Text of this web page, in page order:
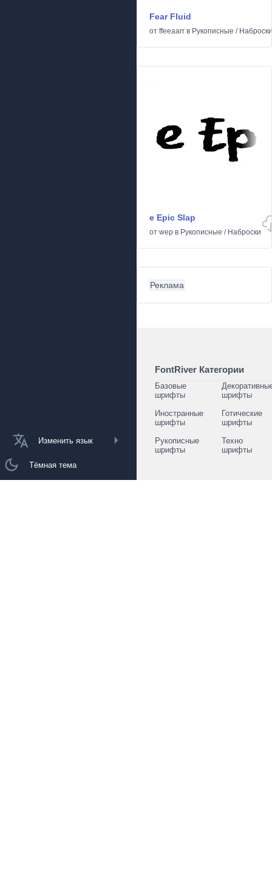
Изменить язык
Тёмная тема
Fear Fluid
от ffeeaarr в Рукописные / Наброски
e Epic Slap
от wep в Рукописные / Наброски
Реклама
FontRiver Категории
Базовые
шрифты
шрифты
Иностранные
шрифты
Готические
шрифты
Рукописные
шрифты
Техно
шрифты